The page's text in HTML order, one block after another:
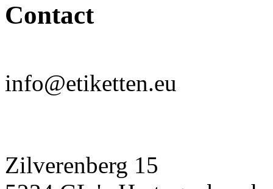
Contact
info@etiketten.eu
Zilverenberg 15